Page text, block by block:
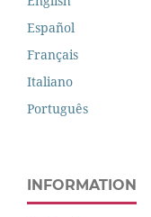
Español
Français
Italiano
Português
INFORMATION